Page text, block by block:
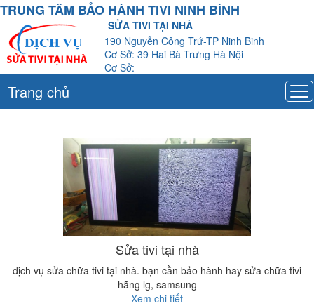
TRUNG TÂM BẢO HÀNH TIVI NINH BÌNH
SỬA TIVI TẠI NHÀ
190 Nguyễn Công Trứ-TP Ninh Binh
Cơ Sở: 39 Hai Bà Trưng Hà Nội
Cơ Sở:
Trang chủ
Sửa tivi tại nhà
dịch vụ sửa chữa tivi tại nhà. bạn cần bảo hành hay sửa chữa tivi
hãng lg, samsung
Xem chi tiết